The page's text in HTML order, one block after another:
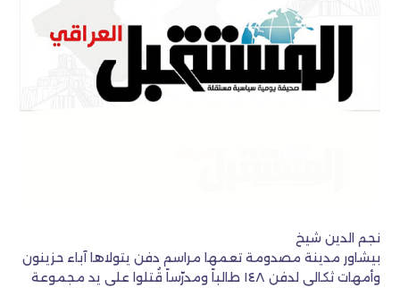
نجم الدين شيخ
بيشاور مدينة مصدومة تعمها مراسم دفن يتولاها آباء حزينون
وأمهات ثكالى لدفن ١٤٨ طالباً ومدرّساً قُتلوا على يد مجموعة